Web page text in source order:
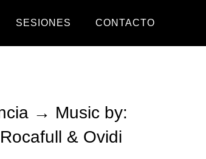
SESIONES CONTACTO
→ Music by:
& Ovidi